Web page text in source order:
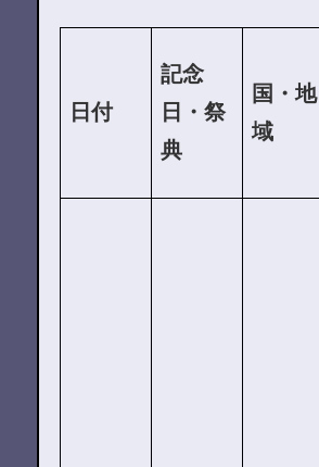
日付
記念
日・祭
典
国・地
域